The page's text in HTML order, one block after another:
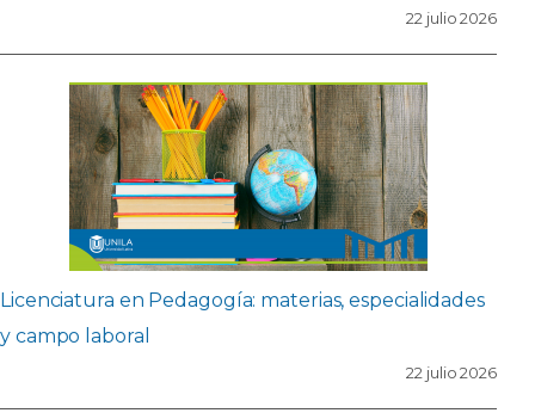
22 julio 2026
Licenciatura en Pedagogía: materias, especialidades
y campo laboral
22 julio 2026